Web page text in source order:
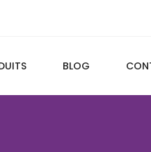
BLOG